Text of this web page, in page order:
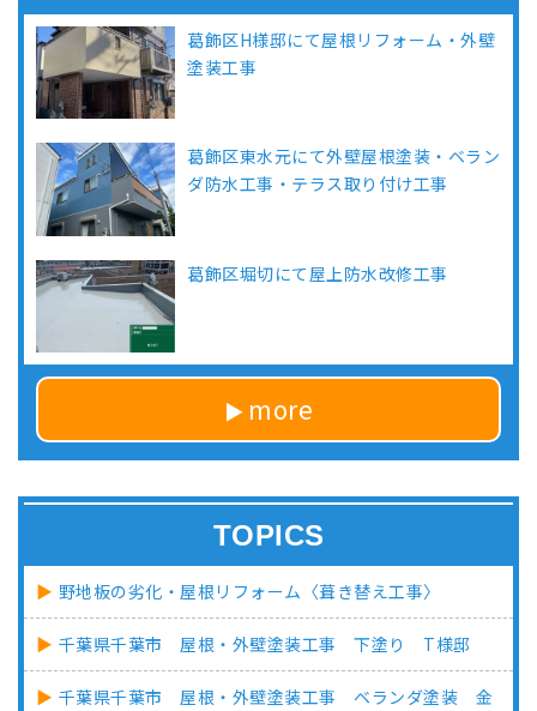
葛飾区H様邸にて屋根リフォーム・外壁
塗装工事
葛飾区東水元にて外壁屋根塗装・ベラン
ダ防水工事・テラス取り付け工事
葛飾区堀切にて屋上防水改修工事
more
TOPICS
野地板の劣化・屋根リフォーム〈葺き替え工事〉
千葉県千葉市 屋根・外壁塗装工事 下塗り T様邸
千葉県千葉市 屋根・外壁塗装工事 ベランダ塗装 金